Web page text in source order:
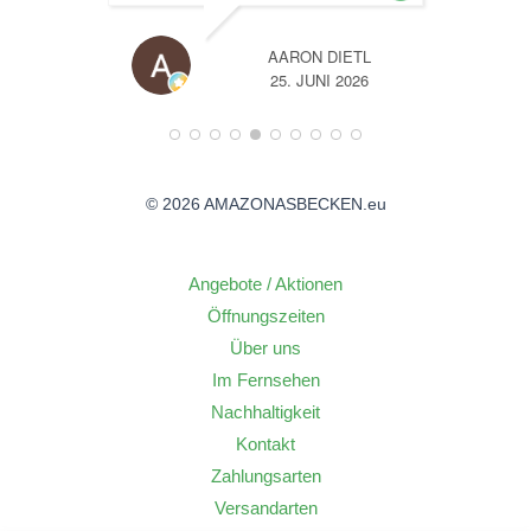
A
14. JUNI 2026
© 2026 AMAZONASBECKEN.eu
Angebote / Aktionen
Öffnungszeiten
Über uns
Im Fernsehen
Nachhaltigkeit
Kontakt
Zahlungsarten
Versandarten